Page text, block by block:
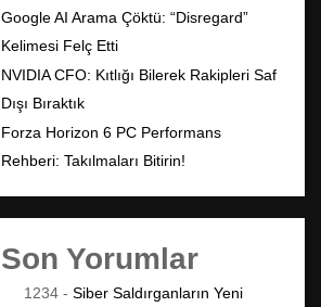
Google AI Arama Çöktü: “Disregard”
Kelimesi Felç Etti
NVIDIA CFO: Kıtlığı Bilerek Rakipleri Saf
Dışı Bıraktık
Forza Horizon 6 PC Performans
Rehberi: Takılmaları Bitirin!
Son Yorumlar
1234 - Siber Saldırganların Yeni